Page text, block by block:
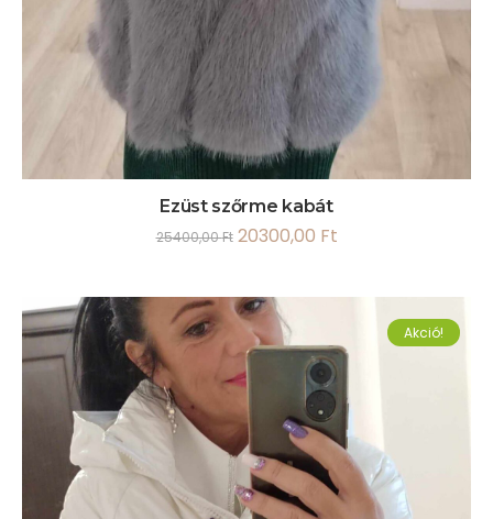
Ezüst szőrme kabát
25400,00Ft 20300,00 Ft
Akció!